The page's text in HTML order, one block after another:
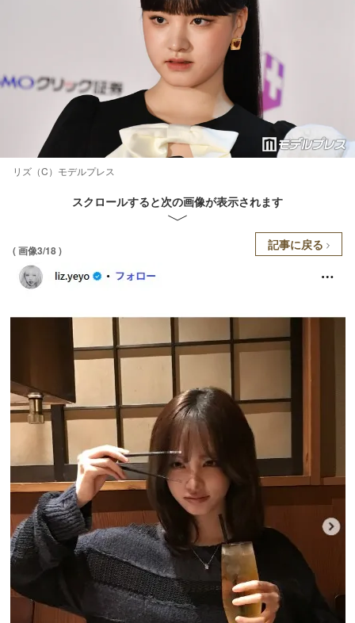
リズ（C）モデルプレス
スクロールすると次の画像が表示されます
( 画像3/18 ) 記事に戻る